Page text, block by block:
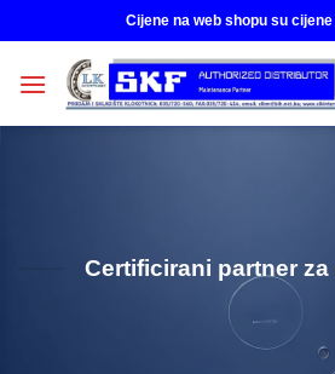
to
content
Cijene na web shopu su cijene
Certificirani partner